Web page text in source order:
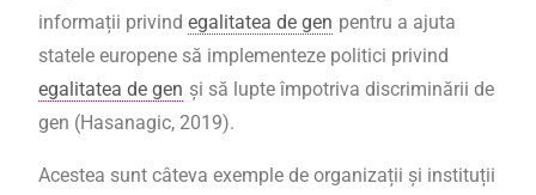
informații privind egalitatea de gen pentru a ajuta
statele europene să implementeze politici privind
egalitatea de gen și să lupte împotriva discriminării de
gen (Hasanagic, 2019).
Acestea sunt câteva exemple de organizații și instituții